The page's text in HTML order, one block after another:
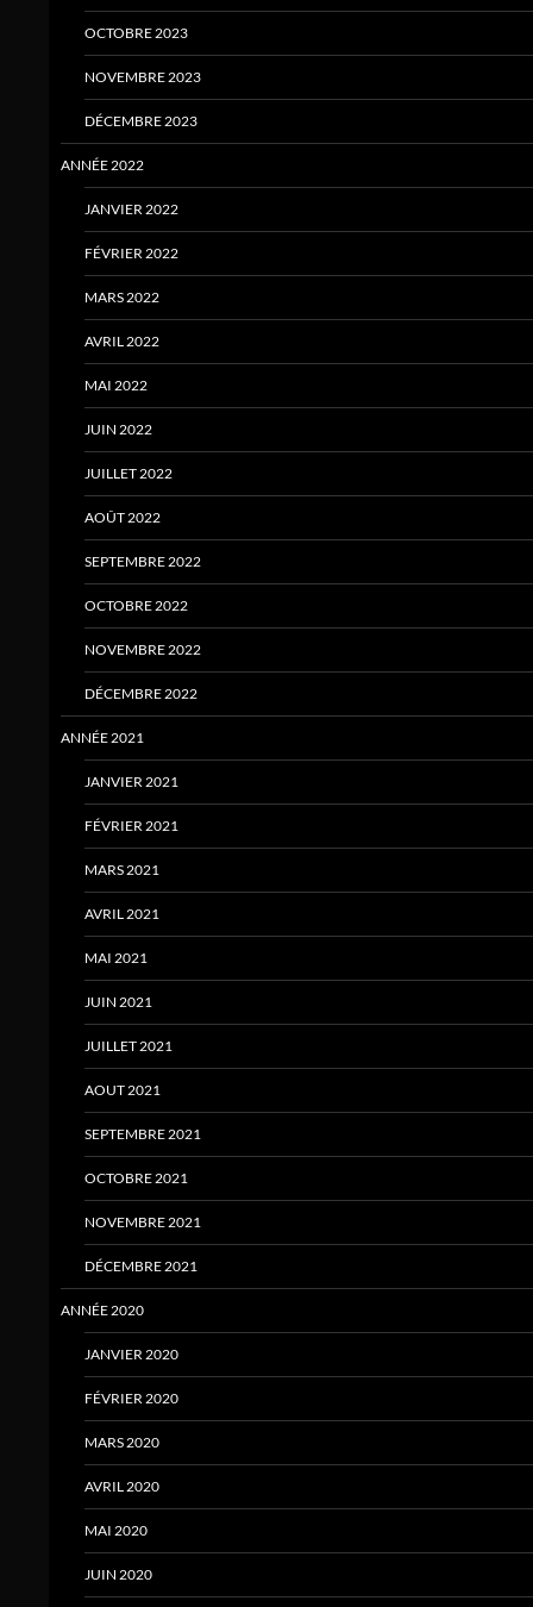
OCTOBRE 2023
NOVEMBRE 2023
DÉCEMBRE 2023
ANNÉE 2022
JANVIER 2022
FÉVRIER 2022
MARS 2022
AVRIL 2022
MAI 2022
JUIN 2022
JUILLET 2022
AOÛT 2022
SEPTEMBRE 2022
OCTOBRE 2022
NOVEMBRE 2022
DÉCEMBRE 2022
ANNÉE 2021
JANVIER 2021
FÉVRIER 2021
MARS 2021
AVRIL 2021
MAI 2021
JUIN 2021
JUILLET 2021
AOUT 2021
SEPTEMBRE 2021
OCTOBRE 2021
NOVEMBRE 2021
DÉCEMBRE 2021
ANNÉE 2020
JANVIER 2020
FÉVRIER 2020
MARS 2020
AVRIL 2020
MAI 2020
JUIN 2020